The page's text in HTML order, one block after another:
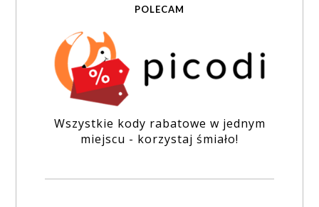
POLECAM
Wszystkie kody rabatowe w jednym
miejscu - korzystaj śmiało!